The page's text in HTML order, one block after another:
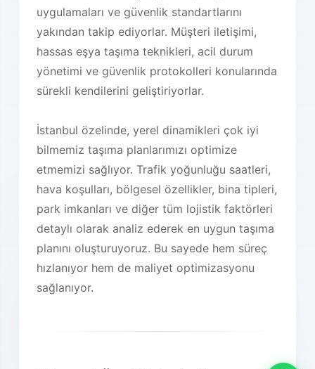
uygulamaları ve güvenlik standartlarını
yakından takip ediyorlar. Müşteri iletişimi,
hassas eşya taşıma teknikleri, acil durum
yönetimi ve güvenlik protokolleri konularında
sürekli kendilerini geliştiriyorlar.
İstanbul özelinde, yerel dinamikleri çok iyi
bilmemiz taşıma planlarımızı optimize
etmemizi sağlıyor. Trafik yoğunluğu saatleri,
hava koşulları, bölgesel özellikler, bina tipleri,
park imkanları ve diğer tüm lojistik faktörleri
detaylı olarak analiz ederek en uygun taşıma
planını oluşturuyoruz. Bu sayede hem süreç
hızlanıyor hem de maliyet optimizasyonu
sağlanıyor.